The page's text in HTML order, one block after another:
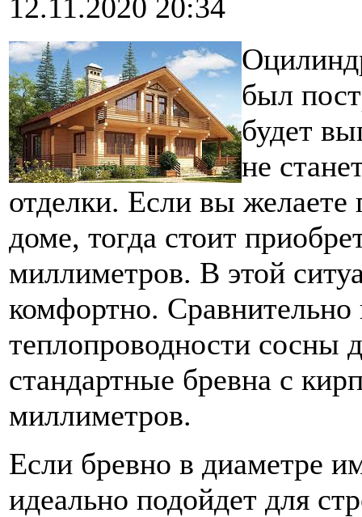
12.11.2020 20:34
был
будет
не
отделки. Если вы желаете
доме, тогда стоит
миллиметров. В этой
комфортно.
теплопроводности сосны
стандартные бревна с
миллиметров.
Если бревно в диаметре
идеально подойдет для